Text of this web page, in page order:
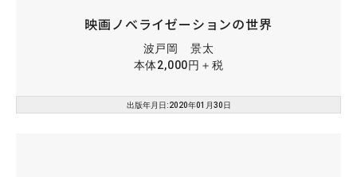
映画ノベライゼーションの世界
波戸岡 景太
本体2,000円＋税
出版年月日:2020年01月30日